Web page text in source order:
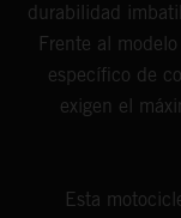
durabilidad
Frente al
específico de
exigen el
Esta